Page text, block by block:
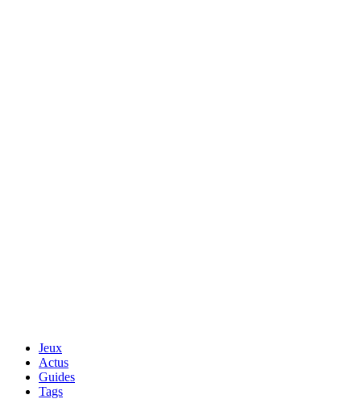
Jeux
Actus
Guides
Tags